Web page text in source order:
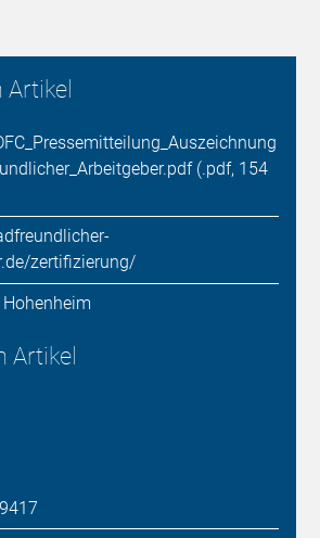
(.pdf, 154
zertifizierung/
Artikel